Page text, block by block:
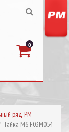
0
ряд РМ
Гайка M6 F03M054